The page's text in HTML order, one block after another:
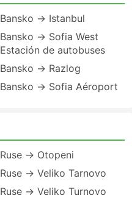
Bansko → Istanbul
Bansko → Sofia West
Estación de autobuses
Bansko → Razlog
Bansko → Sofia Aéroport
Ruse → Otopeni
Ruse → Veliko Tarnovo
Ruse → Veliko Turnovo